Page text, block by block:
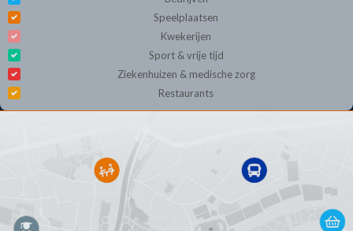
Speelplaatsen
Kwekerijen
Sport & vrije tijd
Ziekenhuizen & medische zorg
Restaurants